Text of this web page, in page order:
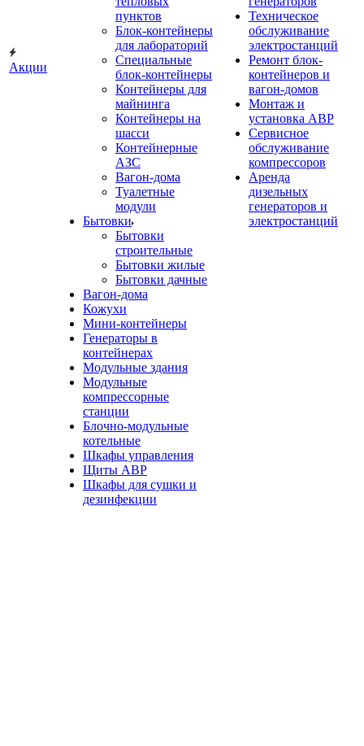
Акции
пунктов
Блок-контейнеры
для лабораторий
Специальные
блок-контейнеры
Контейнеры для
майнинга
Контейнеры на
шасси
Контейнерные
АЗС
Вагон-дома
Туалетные
модули
Бытовки
Бытовки
строительные
Бытовки жилые
Бытовки дачные
Вагон-дома
Кожухи
Мини-контейнеры
Генераторы в
контейнерах
Модульные здания
Модульные
компрессорные
станции
Блочно-модульные
котельные
Шкафы управления
Щиты АВР
Шкафы для сушки и
дезинфекции
Техническое
обслуживание
электростанций
Ремонт блок-
контейнеров и
вагон-домов
Монтаж и
установка АВР
Сервисное
обслуживание
компрессоров
Аренда
дизельных
генераторов и
электростанций